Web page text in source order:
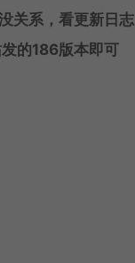
关系，看更新日志
的186版本即可